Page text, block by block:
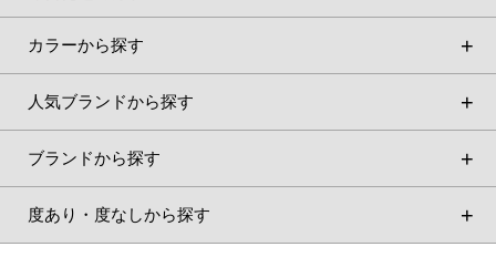
カラーから探す
人気ブランドから探す
ブランドから探す
度あり・度なしから探す